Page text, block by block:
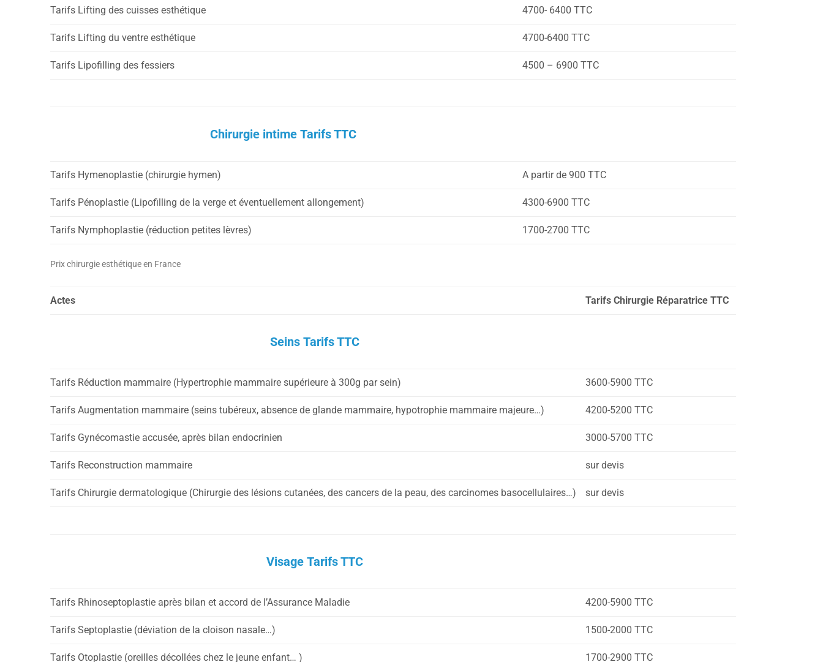
Tarifs Lifting des cuisses esthétique 4700- 6400 TTC
Tarifs Lifting du ventre esthétique 4700-6400 TTC
Tarifs Lipofilling des fessiers 4500 – 6900 TTC
Chirurgie intime Tarifs TTC
Tarifs Hymenoplastie (chirurgie hymen) A partir de 900 TTC
Tarifs Pénoplastie (Lipofilling de la verge et éventuellement allongement) 4300-6900 TTC
Tarifs Nymphoplastie (réduction petites lèvres) 1700-2700 TTC
Prix chirurgie esthétique en France
Actes Tarifs Chirurgie Réparatrice TTC
Seins Tarifs TTC
Tarifs Réduction mammaire (Hypertrophie mammaire supérieure à 300g par sein) 3600-5900 TTC
Tarifs Augmentation mammaire (seins tubéreux, absence de glande mammaire, hypotrophie mammaire majeure…) 4200-5200 TTC
Tarifs Gynécomastie accusée, après bilan endocrinien 3000-5700 TTC
Tarifs Reconstruction mammaire sur devis
Tarifs Chirurgie dermatologique (Chirurgie des lésions cutanées, des cancers de la peau, des carcinomes basocellulaires…) sur devis
Visage Tarifs TTC
Tarifs Rhinoseptoplastie après bilan et accord de l’Assurance Maladie 4200-5900 TTC
Tarifs Septoplastie (déviation de la cloison nasale…) 1500-2000 TTC
Tarifs Otoplastie (oreilles décollées chez le jeune enfant… ) 1700-2900 TTC